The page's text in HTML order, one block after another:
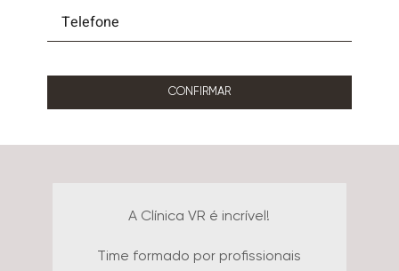
CONFIRMAR
Falar da Clínica VR é muito fácil!
funcionários da clínica é